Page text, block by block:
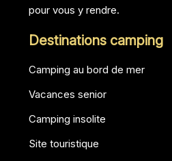
pour vous y rendre.
Destinations camping
Camping au bord de mer
Vacances senior
Camping insolite
Site touristique